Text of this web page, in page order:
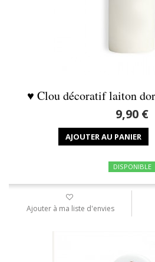
♥ Clou décoratif laiton
9,90 €
AJOUTER AU PANIER
DISPONIBLE
Ajouter à ma liste d'envies